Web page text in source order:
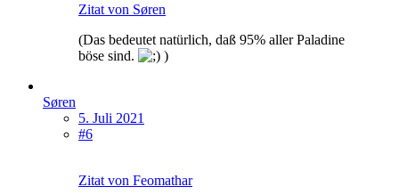
Zitat von Søren
(Das bedeutet natürlich, daß 95% aller Paladine
böse sind.
)
Søren
5. Juli 2021
#6
Zitat von Feomathar